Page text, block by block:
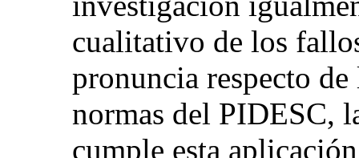
cualitativo de los
pronuncia respecto
normas del PIDESC,
cumple esta